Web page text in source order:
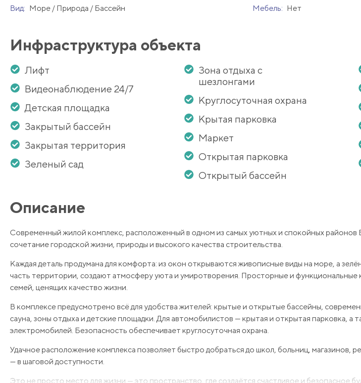
Вид: Море / Природа / Бассейн Мебель: Нет
Инфраструктура объекта
Лифт
Видеонаблюдение 24/7
Детская площадка
Закрытый бассейн
Закрытая территория
Зеленый сад
Зона отдыха с
шезлонгами
Круглосуточная охрана
Крытая парковка
Маркет
Открытая парковка
Открытый бассейн
Описание
Современный жилой комплекс, расположенный в одном из самых уютных и спокойных районов
сочетание городской жизни, природы и высокого качества строительства.
Каждая деталь продумана для комфорта: из окон открываются живописные виды на море, а
часть территории, создают атмосферу уюта и умиротворения. Просторные и функциональные
семей, ценящих качество жизни.
В комплексе предусмотрено всё для удобства жителей: крытые и открытые бассейны,
сауна, зоны отдыха и детские площадки. Для автомобилистов — крытая и открытая парковка, а
электромобилей. Безопасность обеспечивает круглосуточная охрана.
Удачное расположение комплекса позволяет быстро добраться до школ, больниц, магазинов,
— в шаговой доступности.
Это не просто место для жизни — это пространство, где создаётся счастливое и безопасное